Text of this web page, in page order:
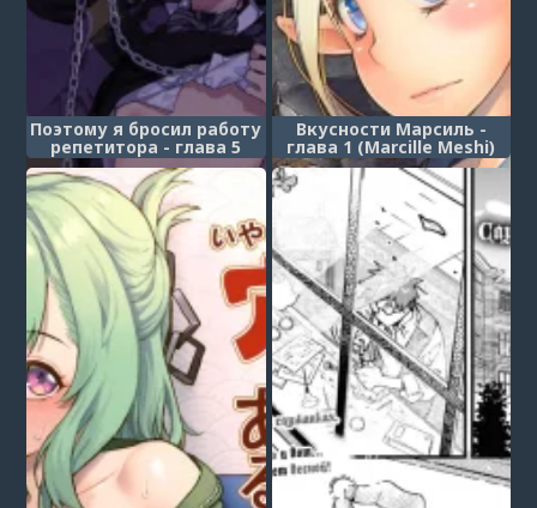
Поэтому я бросил работу
репетитора - глава 5
(Dakara Boku wa Katei
Kyoushi o Yameta 2 Part 1)
Вкусности Марсиль -
глава 1 (Marcille Meshi)